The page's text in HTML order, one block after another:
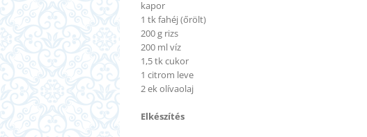
kapor
1 tkfahéj(őrölt)
200 g rizs
200 ml víz
1,5 tk cukor
1 citrom leve
2 ek olívaolaj
Elkészítés